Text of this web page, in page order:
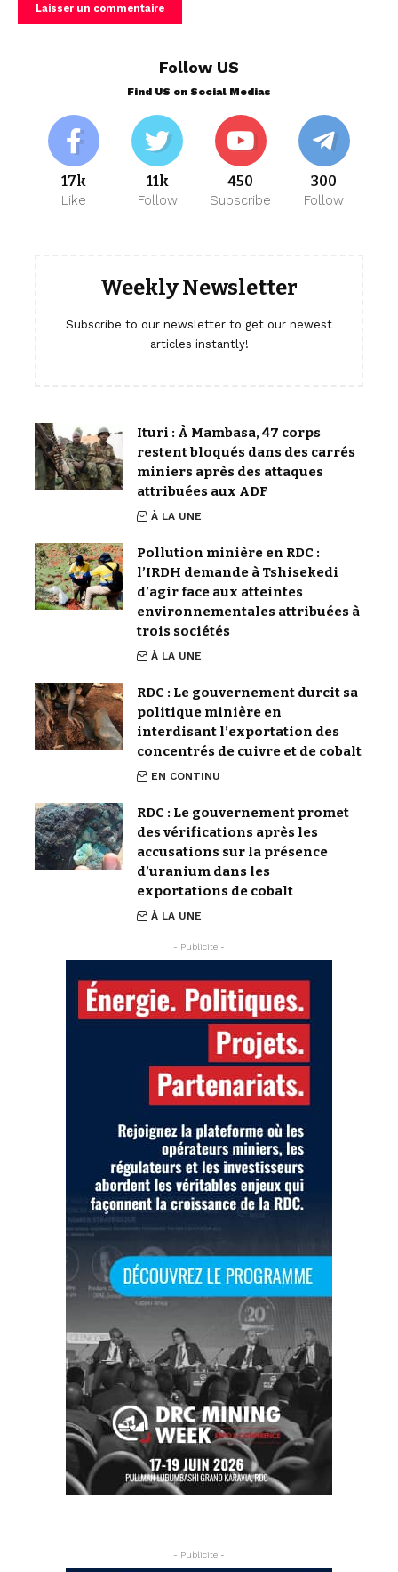
Follow US
Find US on Social Medias
17k
Like
11k
Follow
450
Subscribe
300
Follow
Weekly Newsletter
Subscribe to our newsletter to get our newest
articles instantly!
Ituri : À Mambasa, 47 corps
restent bloqués dans des carrés
miniers après des attaques
attribuées aux ADF
À LA UNE
Pollution minière en RDC :
l’IRDH demande à Tshisekedi
d’agir face aux atteintes
environnementales attribuées à
trois sociétés
À LA UNE
RDC : Le gouvernement durcit sa
politique minière en
interdisant l’exportation des
concentrés de cuivre et de cobalt
EN CONTINU
RDC : Le gouvernement promet
des vérifications après les
accusations sur la présence
d’uranium dans les
exportations de cobalt
À LA UNE
- Publicite -
- Publicite -